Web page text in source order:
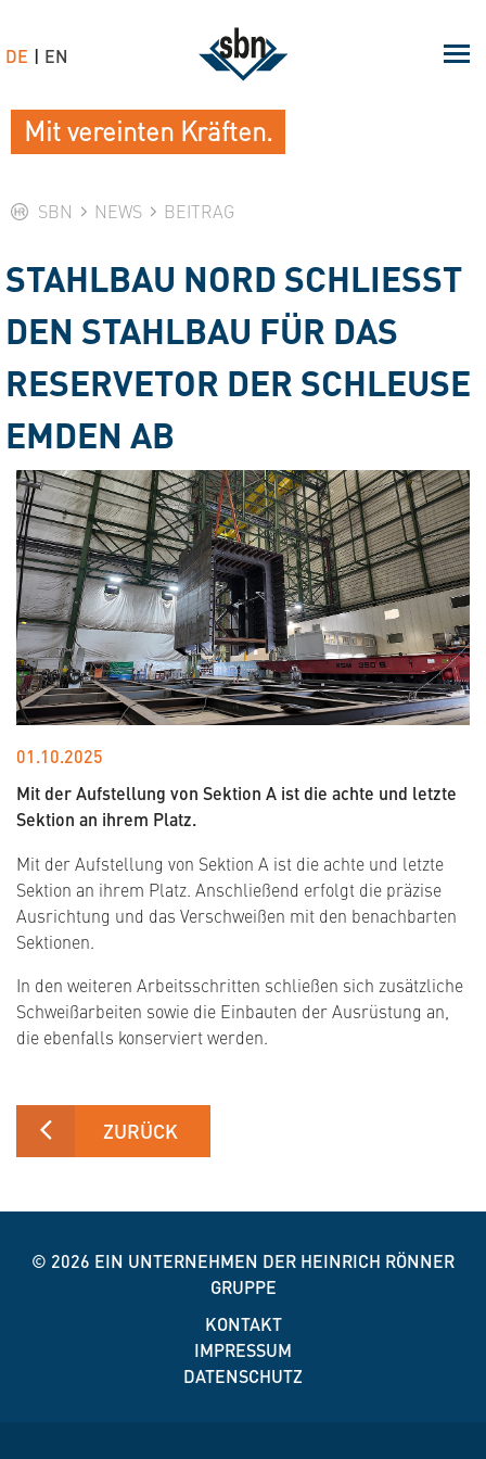
SBN NEWS BEITRAG
STAHLBAU NORD SCHLIESST D
EN STAHLBAU FÜR DAS R
ESERVETOR DER SCHLEUSE E
MDEN AB
01.10.2025
Mit der Aufstellung von Sektion A ist die achte und letzte
Sektion an ihrem Platz.
Mit der Aufstellung von Sektion A ist die achte und letzte
Sektion an ihrem Platz. Anschließend erfolgt die präzise
Ausrichtung und das Verschweißen mit den benachbarten
Sektionen.
In den weiteren Arbeitsschritten schließen sich zusätzliche
Schweißarbeiten sowie die Einbauten der Ausrüstung an,
die ebenfalls konserviert werden.
ZURÜCK
© 2026 EIN UNTERNEHMEN DER HEINRICH RÖNNER
GRUPPE
KONTAKT
IMPRESSUM
DATENSCHUTZ
Mit vereinten Kräften.
DE EN